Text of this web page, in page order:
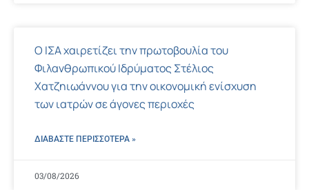
Ο ΙΣΑ χαιρετίζει την πρωτοβουλία του
Φιλανθρωπικού Ιδρύματος Στέλιος
Χατζηιωάννου για την οικονομική ενίσχυση
των ιατρών σε άγονες περιοχές
ΔΙΑΒΑΣΤΕ ΠΕΡΙΣΣΌΤΕΡΑ »
03/08/2026